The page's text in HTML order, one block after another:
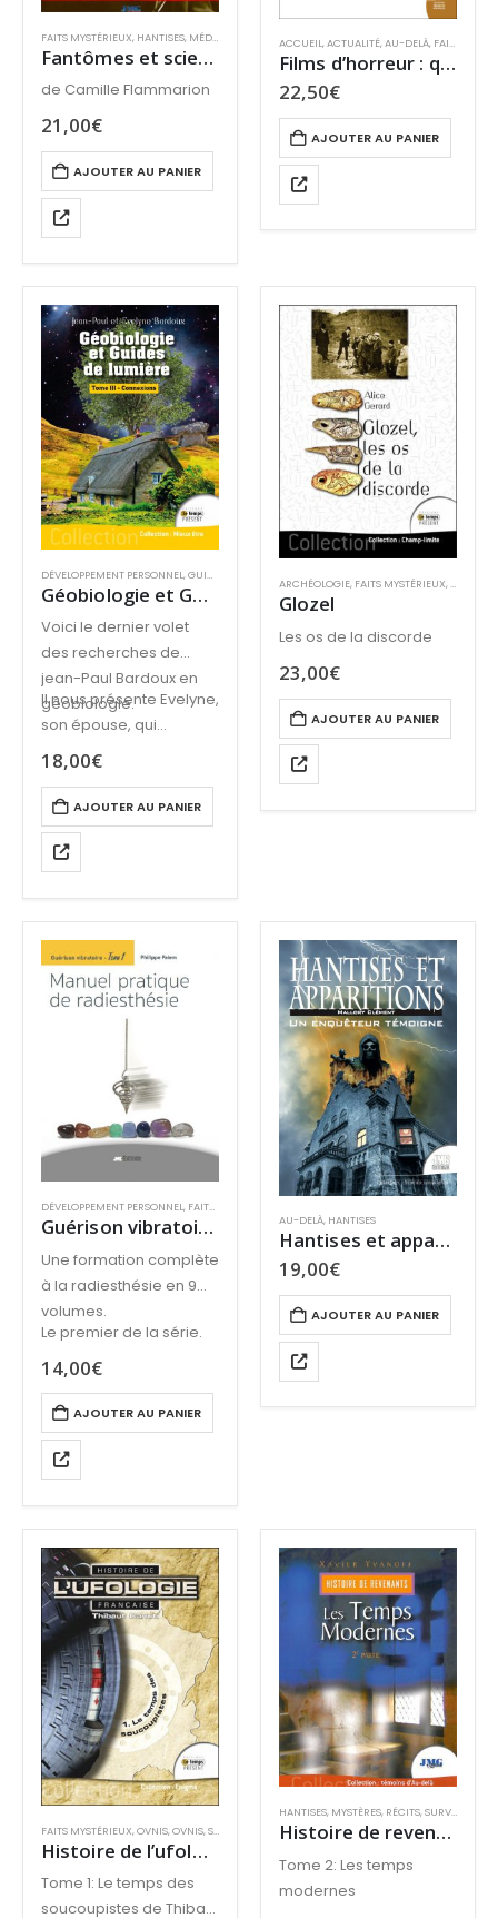
FAITS MYSTÉRIEUX, HANTISES, MÉDIUMNITÉ MYSTÈRES,RÉCITS , SURVIE ET PARANORMAL
Fantômes et sciences d’observation
de Camille Flammarion
21,00€
AJOUTER AU PANIER
ACCUEIL,ACTUALITÉ,AU-DELÀ, FAITS MYSTÉRIEUX
Films d’horreur : quand la réalité dépasse la fiction
22,50€
AJOUTER AU PANIER
DÉVELOPPEMENT PERSONNEL,GUIDES OU VRAIES PRATIQUES
Géobiologie et Guides de lumière Tome 3 Connexions
Voici le dernier volet
des recherches de
jean-Paul Bardoux en
géobiologie.
Il nous présente Evelyne,
son épouse, qui
l’accompagne
désormais dans ses
recherches.
18,00€
AJOUTER AU PANIER
ARCHÉOLOGIE, FAITS MYSTÉRIEUX,
Glozel
Les os de la discorde
23,00€
AJOUTER AU PANIER
DÉVELOPPEMENT PERSONNEL, FAITS MYSTÉRIEUX
Guérison vibratoire – Manuel pratique de radiesthésie
Une formation complète
à la radiesthésie en 9
volumes.
Le premier de la série.
14,00€
AJOUTER AU PANIER
AU-DELÀ, HANTISES
Hantises et apparitions : Un enquêteur témoigne
19,00€
AJOUTER AU PANIER
FAITS MYSTÉRIEUX,OVNIS,OVNIS,SCIENCE ET PARASCIENCES
Histoire de l’ufologie française tome 1
Tome 1: Le temps des
soucoupistes de Thibaut
HANTISES, MYSTÈRES, RÉCITS,SURVIE ET PARANORMAL
Histoire de revenants
Tome 2: Les temps
modernes